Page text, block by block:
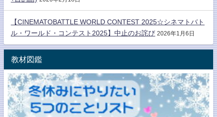
【CINEMATOBATTLE WORLD CONTEST 2025☆シネマトバト
ル・ワールド・コンテスト2025】中止のお詫び 2026年1月6日
教材図鑑